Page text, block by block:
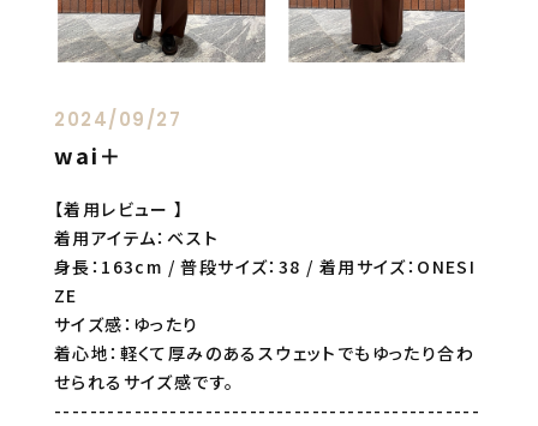
2024/09/27
wai＋
【着用レビュー 】
着用アイテム：ベスト
身長：163cm / 普段サイズ：38 / 着用サイズ：ONESI
ZE
サイズ感：ゆったり
着心地：軽くて厚みのあるスウェットでもゆったり合わ
せられるサイズ感です。
------------------------------------------------